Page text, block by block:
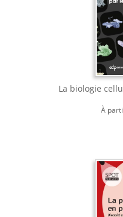
La biologie
À